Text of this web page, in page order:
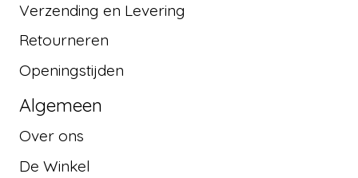
Verzending en Levering
Retourneren
Openingstijden
Algemeen
Over ons
De Winkel